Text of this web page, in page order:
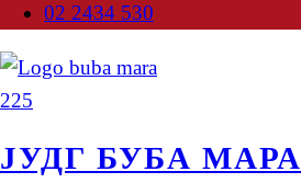
02 2434 530
ЈУДГ БУБА МАРА